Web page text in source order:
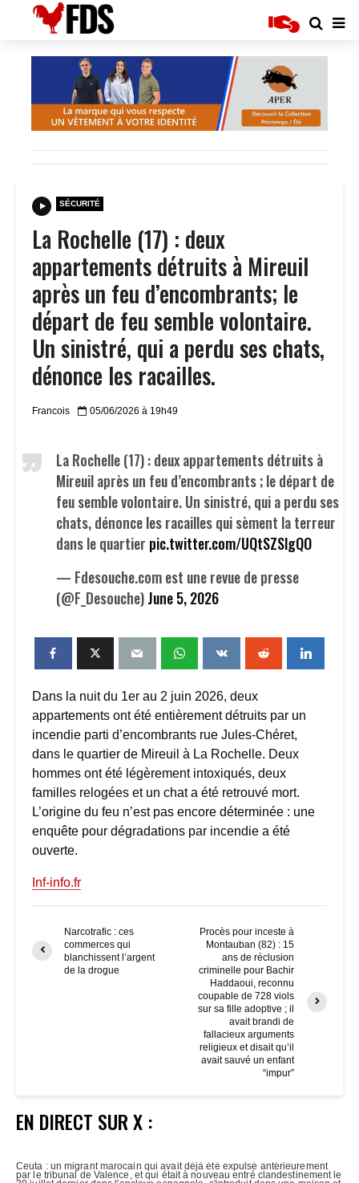
SÉCURITÉ
La Rochelle (17) : deux
appartements détruits à Mireuil
après un feu d’encombrants; le
départ de feu semble volontaire.
Un sinistré, qui a perdu ses chats,
dénonce les racailles.
Francois 05/06/2026 à 19h49
La Rochelle (17) : deux appartements détruits à
Mireuil après un feu d’encombrants ; le départ de
feu semble volontaire. Un sinistré, qui a perdu ses
chats, dénonce les racailles qui sèment la terreur
dans le quartier pic.twitter.com/UQtSZSlgQO
— Fdesouche.com est une revue de presse
(@F_Desouche)June 5, 2026
Dans la nuit du 1er au 2 juin 2026, deux
appartements ont été entièrement détruits par un
incendie parti d’encombrants rue Jules-Chéret,
dans le quartier de Mireuil à La Rochelle. Deux
hommes ont été légèrement intoxiqués, deux
familles relogées et un chat a été retrouvé mort.
L’origine du feu n’est pas encore déterminée : une
enquête pour dégradations par incendie a été
ouverte.
Inf-info.fr
Narcotrafic : ces
commerces qui
blanchissent l’argent
de la drogue
Procès pour inceste à
Montauban (82) : 15
ans de réclusion
criminelle pour Bachir
Haddaoui, reconnu
coupable de 728 viols
sur sa fille adoptive ; il
avait brandi de
fallacieux arguments
religieux et disait qu’il
avait sauvé un enfant
“impur”
EN DIRECT SUR X :